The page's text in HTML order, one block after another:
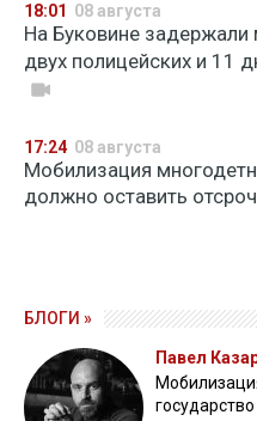
18:01 08 августа
На Буковине задержали
двух полицейских и 11
17:24 08 августа
Мобилизация
должно оставить
БЛОГИ »
Павел